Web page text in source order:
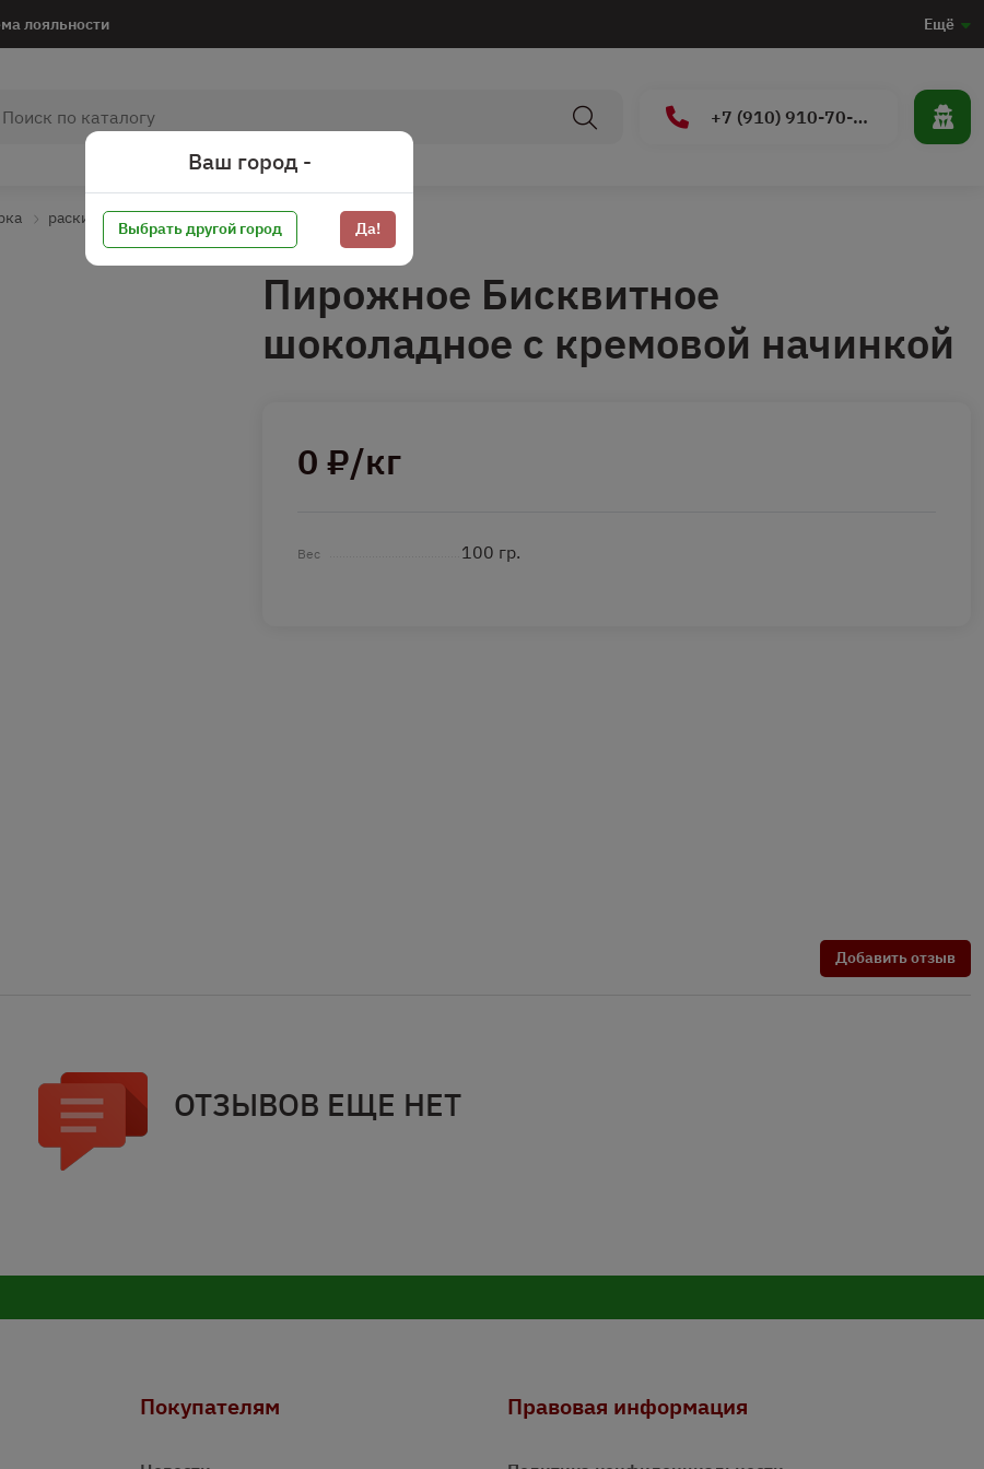
лояльности Ещё
+7 (910) 910-70-15
раскидать
Пирожное Бисквитное
шоколадное с кремовой начинкой
0 ₽/кг
Вес 100 гр.
Добавить отзыв
ОТЗЫВОВ ЕЩЕ НЕТ
Покупателям Правовая информация
Ваш город -
Выбрать другой город Да!